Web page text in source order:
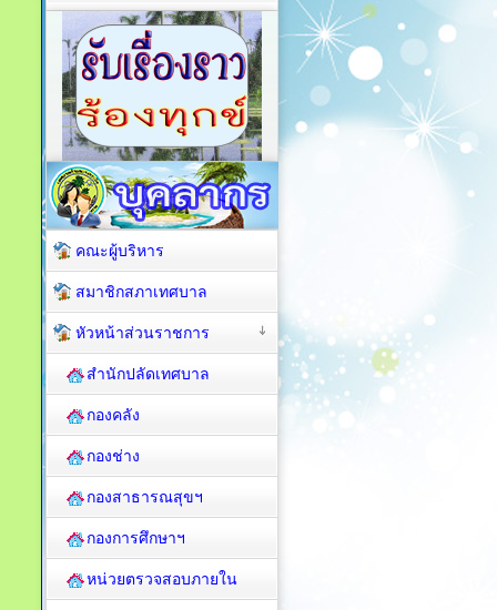
คณะผู้บริหาร
สมาชิกสภาเทศบาล
หัวหน้าส่วนราชการ
สำนักปลัดเทศบาล
กองคลัง
กองช่าง
กองสาธารณสุขฯ
กองการศึกษาฯ
หน่วยตรวจสอบภายใน